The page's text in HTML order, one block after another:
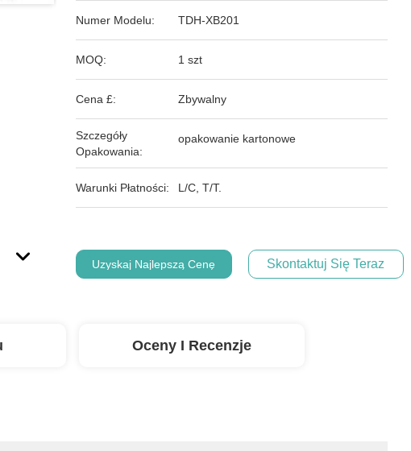
Numer Modelu: TDH-XB201
MOQ: 1 szt
Cena £: Zbywalny
Szczegóły
Opakowania:
opakowanie kartonowe
Warunki Płatności: L/C, T/T.
Uzyskaj Najlepszą Cenę Skontaktuj Się Teraz
Oceny I Recenzje